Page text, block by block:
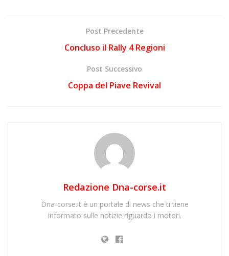
Post Precedente
Concluso il Rally 4 Regioni
Post Successivo
Coppa del Piave Revival
Redazione Dna-corse.it
Dna-corse.it è un portale di news che ti tiene
informato sulle notizie riguardo i motori.